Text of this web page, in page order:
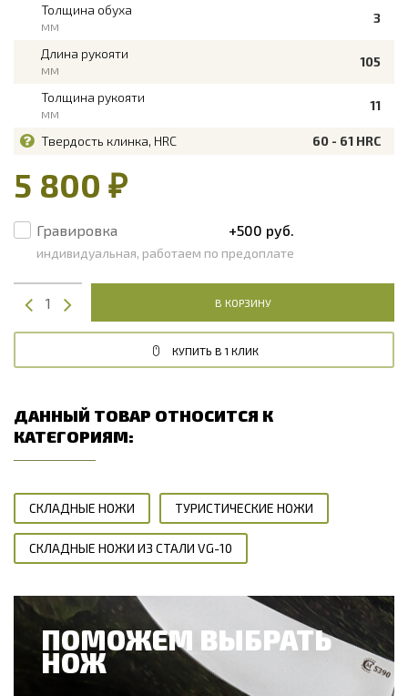
Толщина обуха
мм
3
Длина рукояти
мм
105
Толщина рукояти
мм
11
Твердость клинка, HRC 60 - 61 HRC
5 800 ₽
Гравировка +500 руб.
индивидуальная, работаем по предоплате
В КОРЗИНУ
КУПИТЬ В 1 КЛИК
ДАННЫЙ ТОВАР ОТНОСИТСЯ К
КАТЕГОРИЯМ:
СКЛАДНЫЕ НОЖИ ТУРИСТИЧЕСКИЕ НОЖИ
СКЛАДНЫЕ НОЖИ ИЗ СТАЛИ VG-10
ПОМОЖЕМ ВЫБРАТЬ
НОЖ